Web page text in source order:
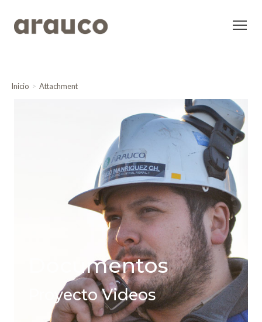
Inicio Attachment
Documentos
Proyecto Videos